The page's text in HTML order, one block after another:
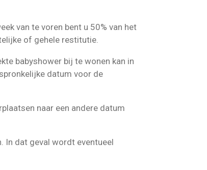
van te voren bent u 50% van het
of gehele restitutie.
babyshower bij te wonen kan in
datum voor de
naar een andere datum
In dat geval wordt eventueel